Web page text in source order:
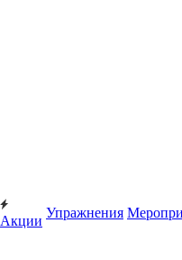
Акции
Упражнения